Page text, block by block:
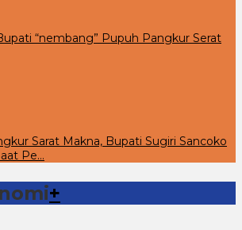
“nembang” Pupuh Pangkur Serat
Sarat Makna, Bupati Sugiri Sancoko
Pe…
+